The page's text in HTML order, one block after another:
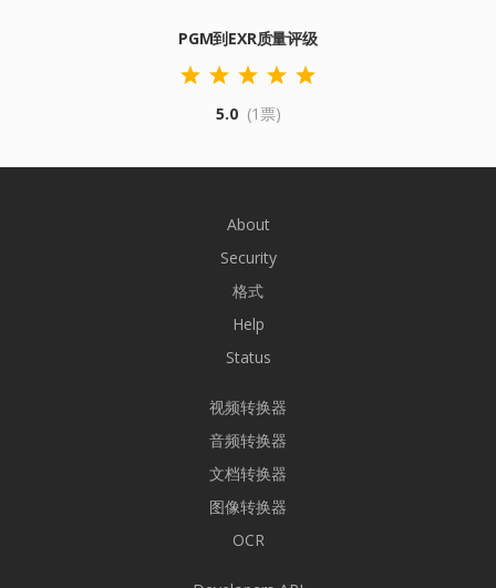
PGM到EXR质量评级
5.0 (1票)
About
Security
格式
Help
Status
视频转换器
音频转换器
文档转换器
图像转换器
OCR